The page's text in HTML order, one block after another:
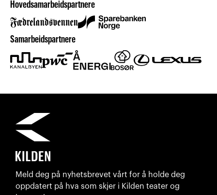
Hovedsamarbeidspartnere
Samarbeidspartnere
Meld deg på nyhetsbrevet vårt for å holde deg
oppdatert på hva som skjer i Kilden teater og